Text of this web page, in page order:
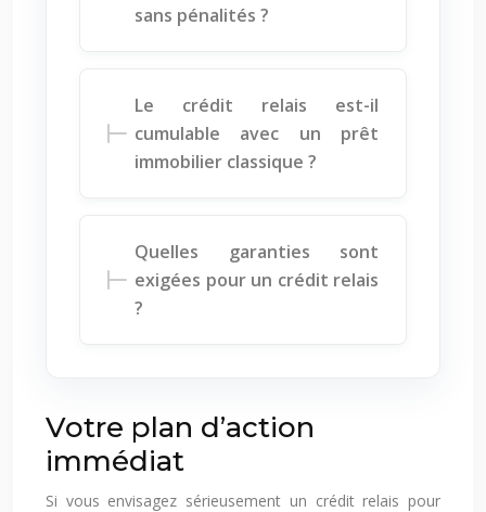
sans pénalités ?
Le crédit relais est-il
cumulable avec un prêt
immobilier classique ?
Quelles garanties sont
exigées pour un crédit relais
?
Votre plan d’action
immédiat
Si vous envisagez sérieusement un crédit relais pour